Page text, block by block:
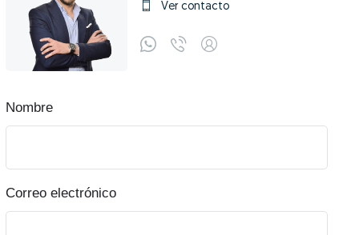
Ver contacto
Nombre
Correo electrónico